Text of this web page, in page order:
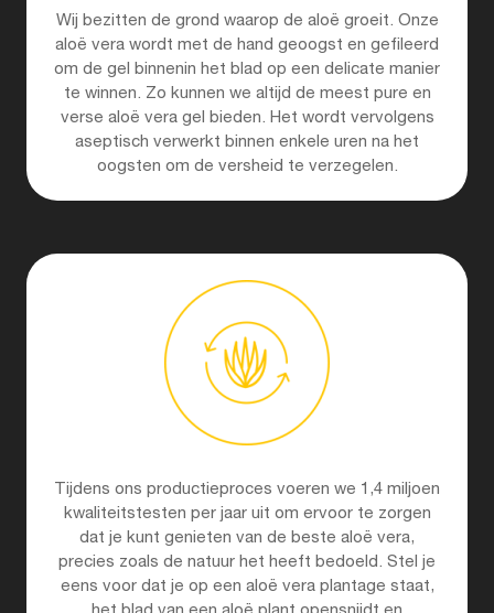
Wij bezitten de grond waarop de aloë groeit. Onze
aloë vera wordt met de hand geoogst en gefileerd
om de gel binnenin het blad op een delicate manier
te winnen. Zo kunnen we altijd de meest pure en
verse aloë vera gel bieden. Het wordt vervolgens
aseptisch verwerkt binnen enkele uren na het
oogsten om de versheid te verzegelen.
Tijdens ons productieproces voeren we 1,4 miljoen
kwaliteitstesten per jaar uit om ervoor te zorgen
dat je kunt genieten van de beste aloë vera,
precies zoals de natuur het heeft bedoeld. Stel je
eens voor dat je op een aloë vera plantage staat,
het blad van een aloë plant opensnijdt en